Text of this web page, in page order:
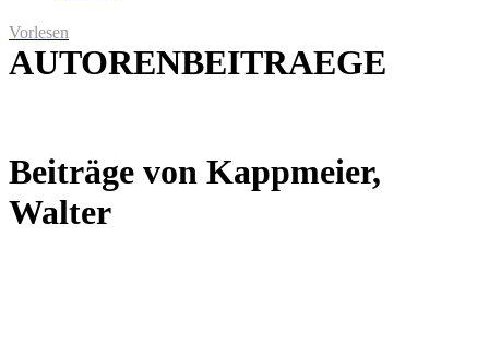
Vorlesen
AUTORENBEITRAEGE
Beiträge von Kappmeier,
Walter